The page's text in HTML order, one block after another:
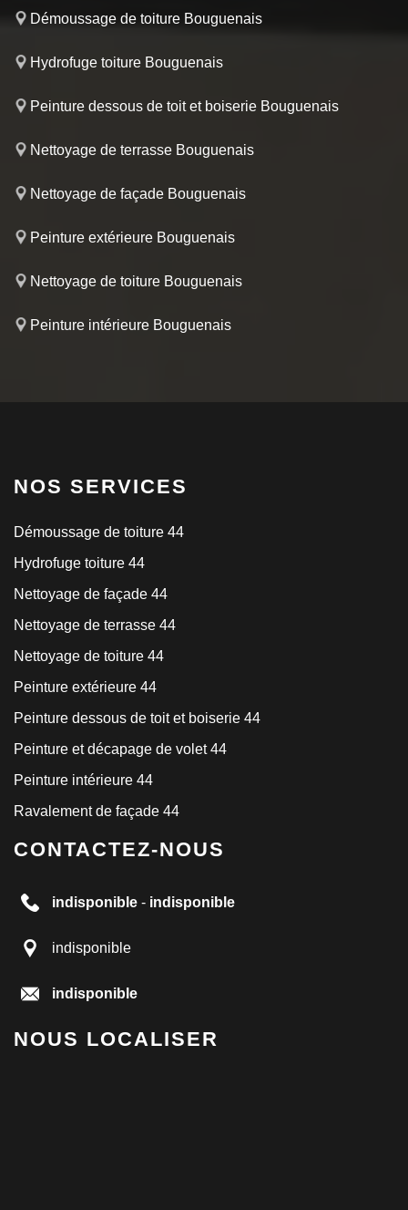
Démoussage de toiture Bouguenais
Hydrofuge toiture Bouguenais
Peinture dessous de toit et boiserie Bouguenais
Nettoyage de terrasse Bouguenais
Nettoyage de façade Bouguenais
Peinture extérieure Bouguenais
Nettoyage de toiture Bouguenais
Peinture intérieure Bouguenais
NOS SERVICES
Démoussage de toiture 44
Hydrofuge toiture 44
Nettoyage de façade 44
Nettoyage de terrasse 44
Nettoyage de toiture 44
Peinture extérieure 44
Peinture dessous de toit et boiserie 44
Peinture et décapage de volet 44
Peinture intérieure 44
Ravalement de façade 44
CONTACTEZ-NOUS
indisponible - indisponible
indisponible
indisponible
NOUS LOCALISER